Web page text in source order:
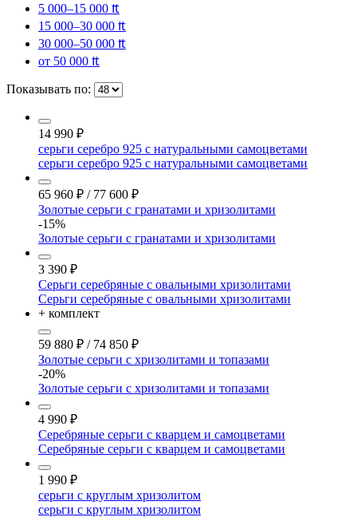
5 000–15 000 ₶
15 000–30 000 ₶
30 000–50 000 ₶
от 50 000 ₶
Показывать по:
14 990 ₽
серьги серебро 925 с натуральными самоцветами
серьги серебро 925 с натуральными самоцветами
65 960 ₽ / 77 600 ₽
Золотые серьги с гранатами и хризолитами
-15%
Золотые серьги с гранатами и хризолитами
3 390 ₽
Серьги серебряные с овальными хризолитами
Серьги серебряные с овальными хризолитами
+ комплект
59 880 ₽ / 74 850 ₽
Золотые серьги с хризолитами и топазами
-20%
Золотые серьги с хризолитами и топазами
4 990 ₽
Серебряные серьги с кварцем и самоцветами
Серебряные серьги с кварцем и самоцветами
1 990 ₽
серьги с круглым хризолитом
серьги с круглым хризолитом